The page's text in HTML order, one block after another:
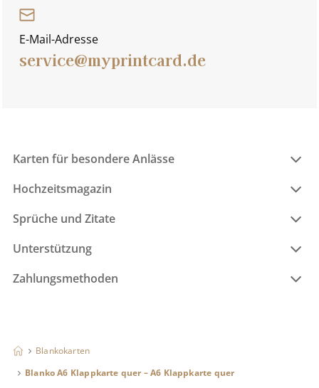
E-Mail-Adresse
service@myprintcard.de
Karten für besondere Anlässe
Hochzeitsmagazin
Sprüche und Zitate
Unterstützung
Zahlungsmethoden
Blankokarten
Blanko A6 Klappkarte quer – A6 Klappkarte quer